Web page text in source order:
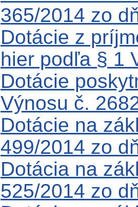
365/2014 zo
Dotácie z
hier podľa § 1
Dotácie
Výnosu č.
Dotácie na
499/2014 zo
Dotácia na
525/2014 zo